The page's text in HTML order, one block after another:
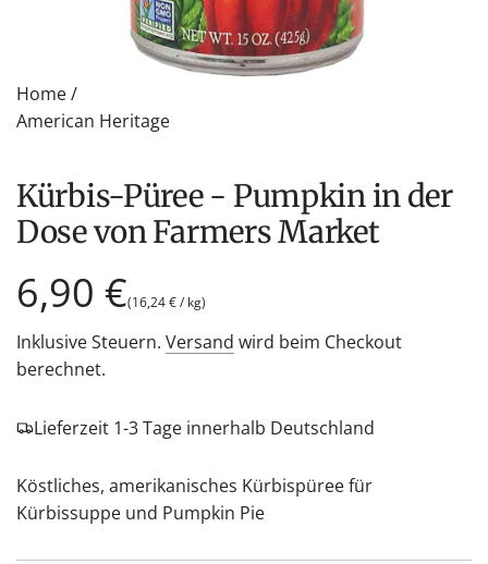
Home/
American Heritage
Kürbis-Püree - Pumpkin in der
Dose von Farmers Market
Regulärer
Preis
6,90 €(16,24 €/ kg)
Inklusive Steuern. Versand wird beim Checkout
berechnet.
Lieferzeit 1-3 Tage innerhalb Deutschland
Köstliches, amerikanisches Kürbispüree für
Kürbissuppe und Pumpkin Pie